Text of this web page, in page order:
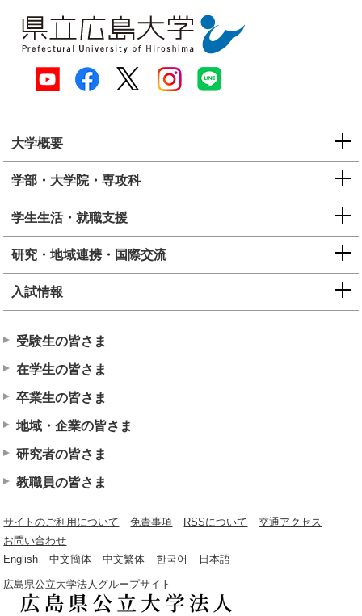
大学概要
学部・大学院・専攻科
学生生活・就職支援
研究・地域連携・国際交流
入試情報
受験生の皆さま
在学生の皆さま
卒業生の皆さま
地域・企業の皆さま
研究者の皆さま
教職員の皆さま
サイトのご利用について 免責事項 RSSについて
交通アクセス
お問い合わせ
English
中文簡体 中文繁体 한국어 日本語
広島県公立大学法人グループサイト